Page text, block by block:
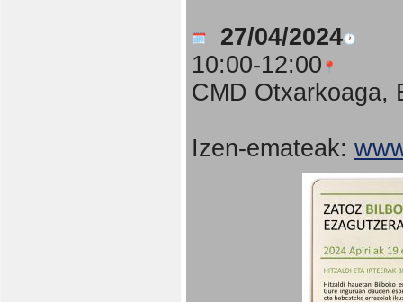
27/04/2024
10:00-12:00
CMD Otxarkoaga,
Izen-emateak: